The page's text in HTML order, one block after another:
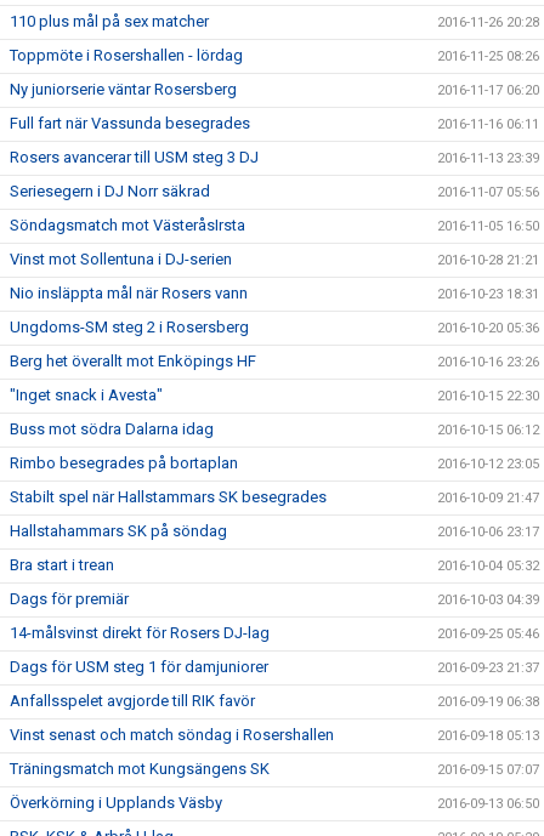
110 plus mål på sex matcher 2016-11-26 20:28
Toppmöte i Rosershallen - lördag 2016-11-25 08:26
Ny juniorserie väntar Rosersberg 2016-11-17 06:20
Full fart när Vassunda besegrades 2016-11-16 06:11
Rosers avancerar till USM steg 3 DJ 2016-11-13 23:39
Seriesegern i DJ Norr säkrad 2016-11-07 05:56
Söndagsmatch mot VästeråsIrsta 2016-11-05 16:50
Vinst mot Sollentuna i DJ-serien 2016-10-28 21:21
Nio insläppta mål när Rosers vann 2016-10-23 18:31
Ungdoms-SM steg 2 i Rosersberg 2016-10-20 05:36
Berg het överallt mot Enköpings HF 2016-10-16 23:26
"Inget snack i Avesta" 2016-10-15 22:30
Buss mot södra Dalarna idag 2016-10-15 06:12
Rimbo besegrades på bortaplan 2016-10-12 23:05
Stabilt spel när Hallstammars SK besegrades 2016-10-09 21:47
Hallstahammars SK på söndag 2016-10-06 23:17
Bra start i trean 2016-10-04 05:32
Dags för premiär 2016-10-03 04:39
14-målsvinst direkt för Rosers DJ-lag 2016-09-25 05:46
Dags för USM steg 1 för damjuniorer 2016-09-23 21:37
Anfallsspelet avgjorde till RIK favör 2016-09-19 06:38
Vinst senast och match söndag i Rosershallen 2016-09-18 05:13
Träningsmatch mot Kungsängens SK 2016-09-15 07:07
Överkörning i Upplands Väsby 2016-09-13 06:50